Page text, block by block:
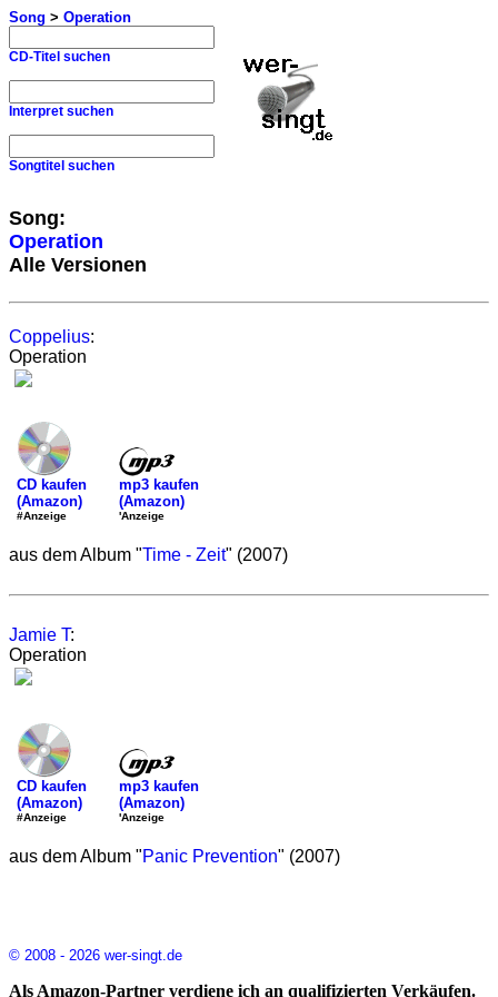
Song > Operation
CD-Titel suchen
Interpret suchen
Songtitel suchen
Song:
Operation
Alle Versionen
Coppelius:
Operation
CD kaufen
(Amazon)
#Anzeige
mp3 kaufen
(Amazon)
'Anzeige
aus dem Album "Time - Zeit" (2007)
Jamie T:
Operation
CD kaufen
(Amazon)
#Anzeige
mp3 kaufen
(Amazon)
'Anzeige
aus dem Album "Panic Prevention" (2007)
© 2008 - 2026 wer-singt.de
Als Amazon-Partner verdiene ich an qualifizierten Verkäufen.